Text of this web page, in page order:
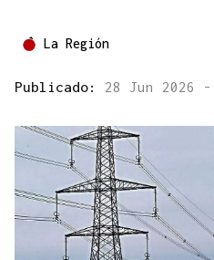
La Región
Publicado: 28 Jun 2026